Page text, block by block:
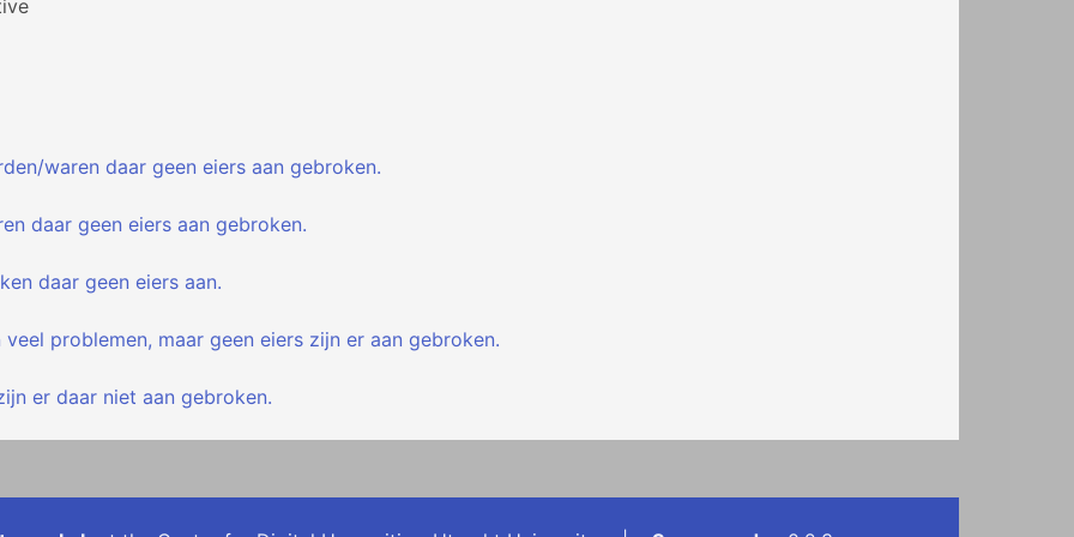
waren daar geen eiers aan gebroken.
daar geen eiers aan gebroken.
daar geen eiers aan.
veel problemen, maar geen eiers zijn er aan gebroken.
er daar niet aan gebroken.